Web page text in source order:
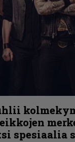
spesiaalia